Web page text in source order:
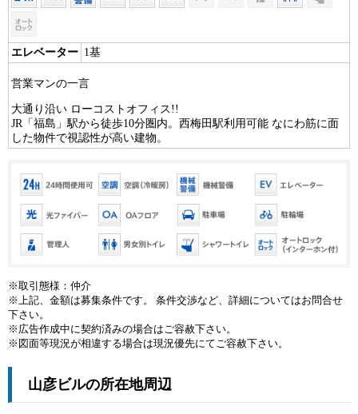
エレベーター 1基
営業マンの一言
大通り沿い ローコストオフィス!!
JR「福島」駅から徒歩10分圏内。西梅田駅利用可能 なにわ筋に面
した物件で視認性が高い建物。
※取引態様：仲介
※上記、金額は募集条件です。 条件交渉など、詳細についてはお問合せ
下さい。
※広告作成中に契約済みの場合はご容赦下さい。
※図面等現況が相違する場合は現況優先にてご容赦下さい。
山彦ビルの所在地周辺